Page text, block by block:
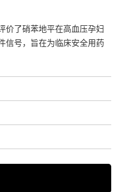
价了硝苯地平在高血压孕妇
信号，旨在为临床安全用药